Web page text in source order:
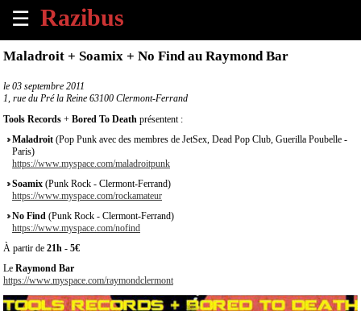
☰
×
Tous
évènements
à
venir
Annoncer
un
évènement
Contact
Maladroit + Soamix + No Find au Raymond Bar
le 03 septembre 2011
1, rue du Pré la Reine 63100 Clermont-Ferrand
Tools Records + Bored To Death présentent :
Maladroit (Pop Punk avec des membres de JetSex, Dead Pop Club, Guerilla Poubelle -
Paris)
https://www.myspace.com/maladroitpunk
Soamix (Punk Rock - Clermont-Ferrand)
https://www.myspace.com/rockamateur
No Find (Punk Rock - Clermont-Ferrand)
https://www.myspace.com/nofind
À partir de 21h - 5€
Le Raymond Bar
https://www.myspace.com/raymondclermont